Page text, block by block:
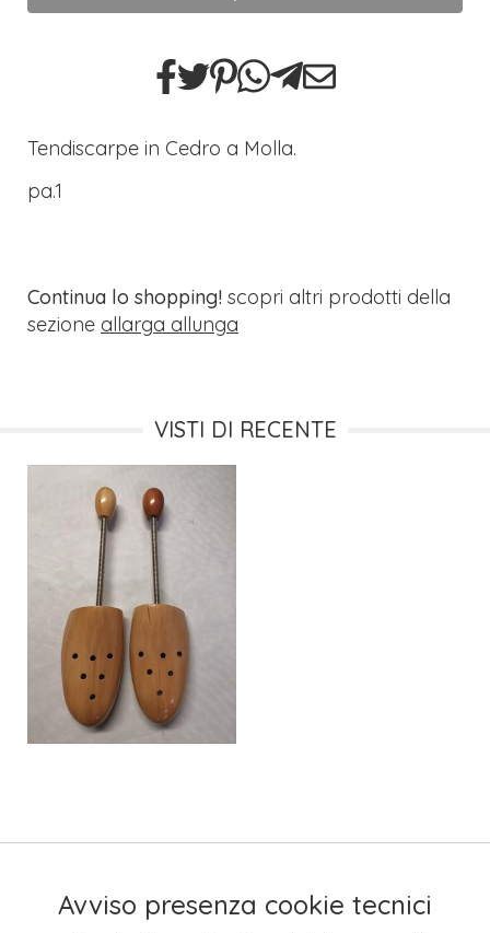
Tendiscarpe in Cedro a Molla.
pa.1
Continua lo shopping! scopri altri prodotti della
sezione allarga allunga
VISTI DI RECENTE
Avviso presenza cookie tecnici